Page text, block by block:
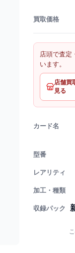
買取価格
店頭で査定
います。
店舗買
見る
カード名
型番
レアリティ
加工・種類
収録パック